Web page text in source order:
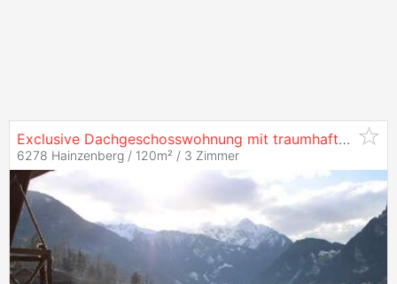
Exclusive Dachgeschosswohnung mit traumhafter Panoramaaussicht im
6278 Hainzenberg / 120m² / 3 Zimmer